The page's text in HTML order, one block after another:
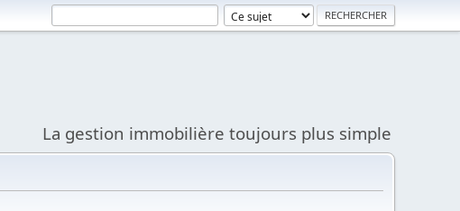
La gestion immobilière toujours plus simple